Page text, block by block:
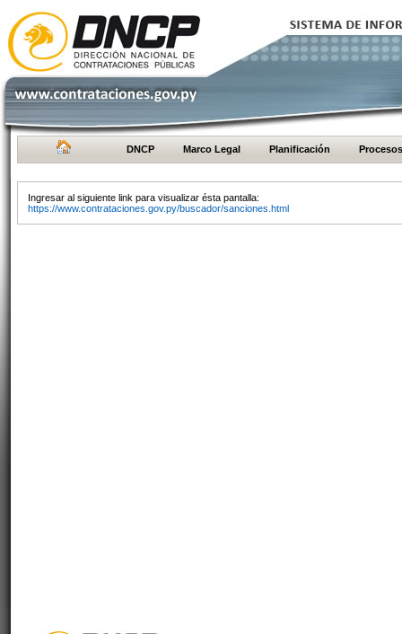
DNCP Marco Legal Planificación Procesos
Ingresar al siguiente link para visualizar ésta pantalla:
https://www.contrataciones.gov.py/buscador/sanciones.html